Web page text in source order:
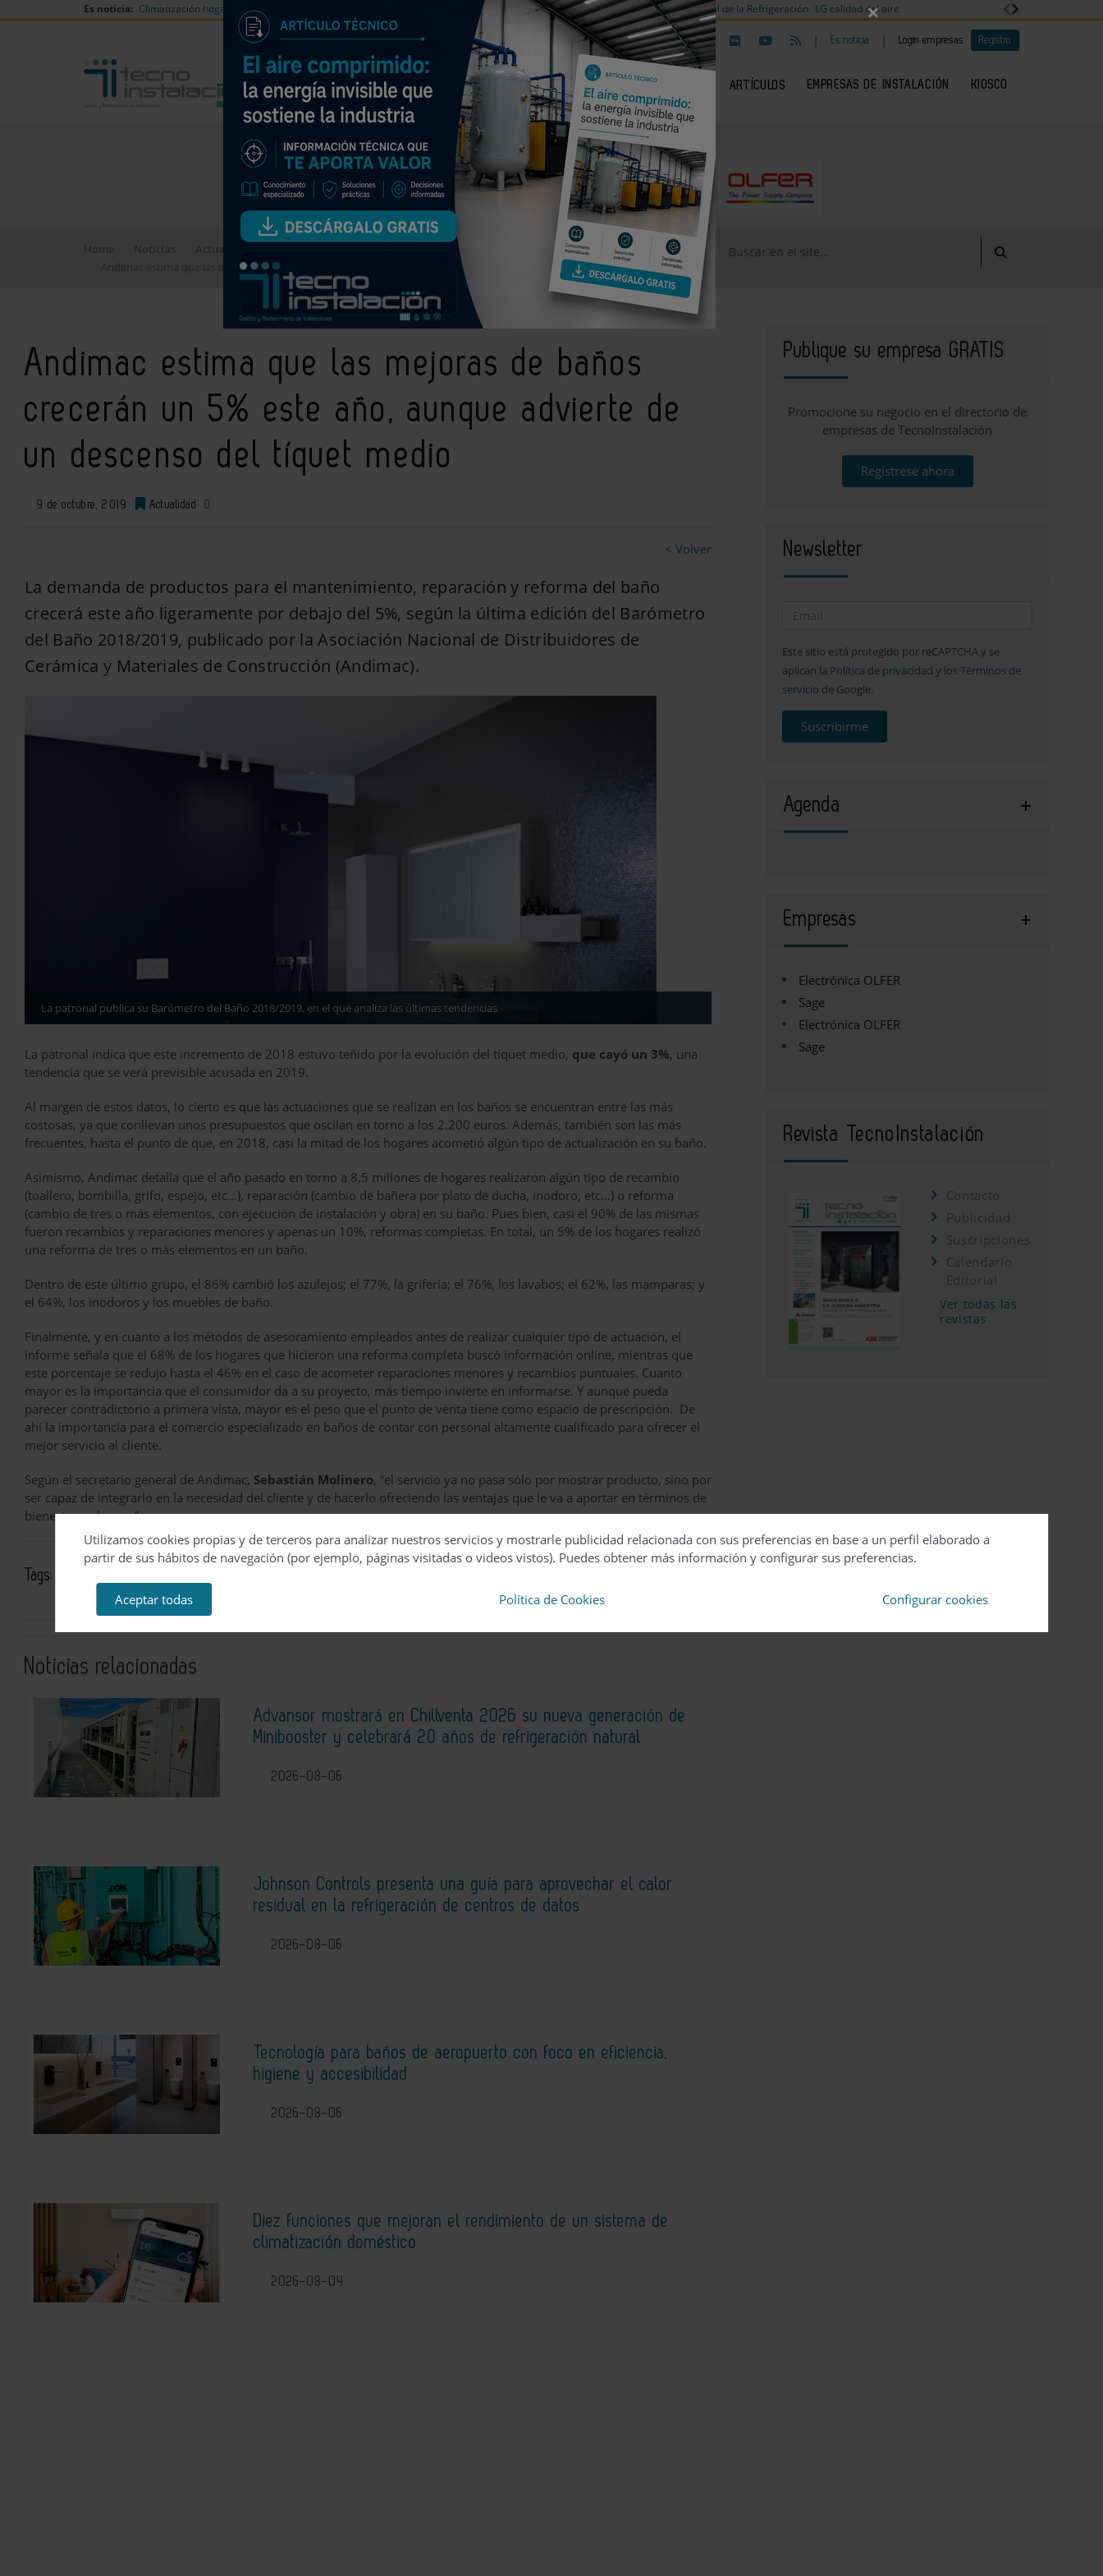
Es noticia: Climatización hogares verano Válvulas de equilibrado para sistemas calefacción Día mundial de la Refrigeración LG calidad del aire
| Es noticia | Login empresas Registro
NOTICIAS PRODUCTOS ARTÍCULOS EMPRESAS DE INSTALACIÓN KIOSCO
EMPRESAS PREMIUM
Andimac estima que las mejoras de baños crecerán un 5% este año, aunque advierte de un descenso del tíquet medio
Andimac estima que las mejoras de baños
crecerán un 5% este año, aunque advierte de
un descenso del tíquet medio
9 de octubre, 2019 Actualidad 0
< Volver
La demanda de productos para el mantenimiento, reparación y reforma del baño
crecerá este año ligeramente por debajo del 5%, según la última edición del Barómetro
del Baño 2018/2019, publicado por la Asociación Nacional de Distribuidores de
Cerámica y Materiales de Construcción (Andimac).
La patronal publica su Barómetro del Baño 2018/2019, en el que analiza las últimas tendencias
La patronal indica que este incremento de 2018 estuvo teñido por la evolución del tíquet medio, que cayó un 3%, una
tendencia que se verá previsible acusada en 2019.
Al margen de estos datos, lo cierto es que las actuaciones que se realizan en los baños se encuentran entre las más
costosas, ya que conllevan unos presupuestos que oscilan en torno a los 2.200 euros. Además, también son las más
frecuentes, hasta el punto de que, en 2018, casi la mitad de los hogares acometió algún tipo de actualización en su baño.
Asimismo, Andimac detalla que el año pasado en torno a 8,5 millones de hogares realizaron algún tipo de recambio
(toallero, bombilla, grifo, espejo, etc…), reparación (cambio de bañera por plato de ducha, inodoro, etc…) o reforma
(cambio de tres o más elementos, con ejecución de instalación y obra) en su baño. Pues bien, casi el 90% de las mismas
fueron recambios y reparaciones menores y apenas un 10%, reformas completas. En total, un 5% de los hogares realizó
una reforma de tres o más elementos en un baño.
Dentro de este último grupo, el 86% cambió los azulejos; el 77%, la grifería; el 76%, los lavabos; el 62%, las mamparas; y
el 64%, los inodoros y los muebles de baño.
Finalmente, y en cuanto a los métodos de asesoramiento empleados antes de realizar cualquier tipo de actuación, el
informe señala que el 68% de los hogares que hicieron una reforma completa buscó información online, mientras que
este porcentaje se redujo hasta el 46% en el caso de acometer reparaciones menores y recambios puntuales. Cuanto
mayor es la importancia que el consumidor da a su proyecto, más tiempo invierte en informarse. Y aunque pueda
parecer contradictorio a primera vista, mayor es el peso que el punto de venta tiene como espacio de prescripción. De
ahí la importancia para el comercio especializado en baños de contar con personal altamente cualificado para ofrecer el
mejor servicio al cliente.
Según el secretario general de Andimac, Sebastián Molinero, “el servicio ya no pasa sólo por mostrar producto, sino por
ser capaz de integrarlo en la necesidad del cliente y de hacerlo ofreciendo las ventajas que le va a aportar en términos de
bienestar y ahorros”.
Tags:
Noticias relacionadas
Advansor mostrará en Chillventa 2026 su nueva generación de
Minibooster y celebrará 20 años de refrigeración natural
2026-08-06
Johnson Controls presenta una guía para aprovechar el calor
residual en la refrigeración de centros de datos
2026-08-06
Tecnología para baños de aeropuerto con foco en eficiencia,
higiene y accesibilidad
2026-08-06
Diez funciones que mejoran el rendimiento de un sistema de
climatización doméstico
2026-08-04
Publique su empresa GRATIS
Promocione su negocio en el directorio de
empresas de TecnoInstalación
Regístrese ahora
Newsletter
Este sitio está protegido por reCAPTCHA y se
aplican la Política de privacidad y losTérminos de
servicio de Google.
Suscribirme
Agenda
Empresas
Electrónica OLFER
Sage
Electrónica OLFER
Sage
Revista TecnoInstalación
Contacto
Publicidad
Suscripciones
Calendario
Editorial
Ver todas las
revistas
Utilizamos cookies propias y de terceros para analizar nuestros servicios y mostrarle publicidad relacionada con sus preferencias en base a un perfil elaborado a
partir de sus hábitos de navegación (por ejemplo, páginas visitadas o videos vistos). Puedes obtener más información y configurar sus preferencias.
Aceptar todas Política de Cookies Configurar cookies
×